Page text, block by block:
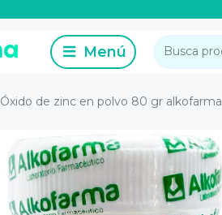
Óxido de zinc en polvo 80 gr alkofarma